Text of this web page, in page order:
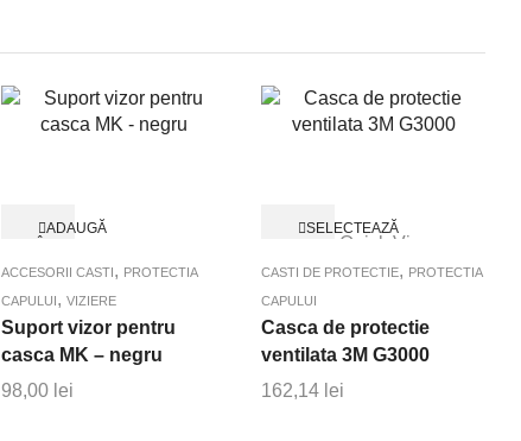
ADAUGĂ
ACCESORII CASTI, PROTECTIA
CAPULUI, VIZIERE
Suport vizor pentru
casca MK – negru
98,00 lei
SELECTEAZĂ
OPȚIUNILEprodus
are
multe
variații.
pot
Quick View
CASTI DE PROTECTIE, PROTECTIA
CAPULUI
Casca de protectie
ventilata 3M G3000
162,14 lei